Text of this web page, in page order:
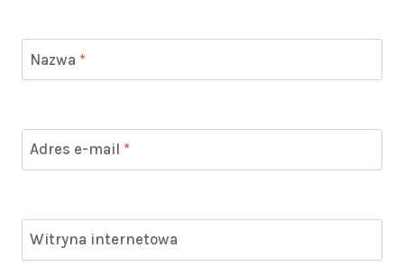
Nazwa *
Adres e-mail *
Witryna internetowa